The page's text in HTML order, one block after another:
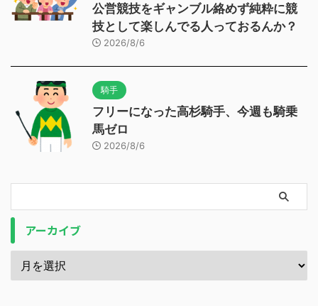
公営競技をギャンブル絡めず純粋に競
技として楽しんでる人っておるんか？
2026/8/6
騎手
フリーになった高杉騎手、今週も騎乗
馬ゼロ
2026/8/6
アーカイブ